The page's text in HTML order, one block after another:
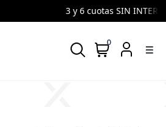
3 y 6 cuotas SIN
density_medium
0